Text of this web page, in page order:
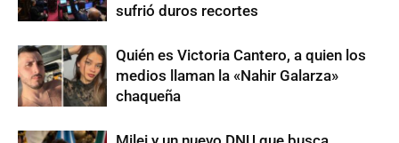
sufrió duros recortes
Quién es Victoria Cantero, a quien los
medios llaman la «Nahir Galarza»
chaqueña